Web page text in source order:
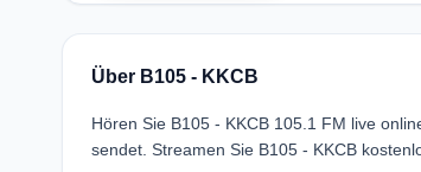
Über B105 - KKCB
Hören Sie B105 - KKCB 105.1 FM live
sendet. Streamen Sie B105 - KKCB